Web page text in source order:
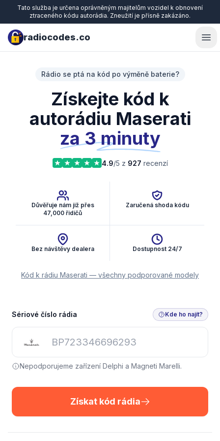
Tato služba je určena oprávněným majitelům vozidel k obnovení
ztraceného kódu autorádia. Zneužití je přísně zakázáno.
radiocodes.co
Rádio se ptá na kód po výměně baterie?
Získejte kód k
autorádiu Maserati
za 3 minuty
4.9/5 z 927 recenzí
Důvěřuje nám již přes
47,000 řidičů
Zaručená shoda kódu
Bez návštěvy dealera Dostupnost 24/7
Kód k rádiu Maserati — všechny podporované modely
Sériové číslo rádia Kde ho najít?
Nepodporujeme zařízení Delphi a Magneti Marelli.
Získat kód rádia